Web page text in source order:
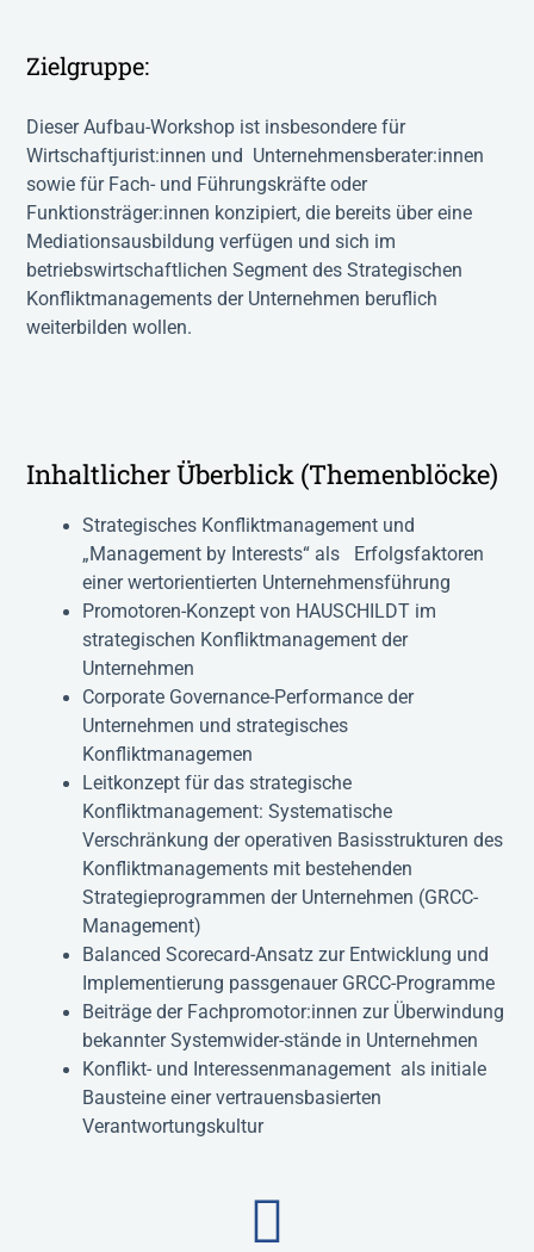
Zielgruppe:
Dieser Aufbau-Workshop ist insbesondere für
Wirtschaftjurist:innen und Unternehmensberater:innen
sowie für Fach- und Führungskräfte oder
Funktionsträger:innen konzipiert, die bereits über eine
Mediationsausbildung verfügen und sich im
betriebswirtschaftlichen Segment des Strategischen
Konfliktmanagements der Unternehmen beruflich
weiterbilden wollen.
Inhaltlicher Überblick (Themenblöcke)
Strategisches Konfliktmanagement und
„Management by Interests“ als Erfolgsfaktoren
einer wertorientierten Unternehmensführung
Promotoren-Konzept von HAUSCHILDT im
strategischen Konfliktmanagement der
Unternehmen
Corporate Governance-Performance der
Unternehmen und strategisches
Konfliktmanagemen
Leitkonzept für das strategische
Konfliktmanagement: Systematische
Verschränkung der operativen Basisstrukturen des
Konfliktmanagements mit bestehenden
Strategieprogrammen der Unternehmen (GRCC-
Management)
Balanced Scorecard-Ansatz zur Entwicklung und
Implementierung passgenauer GRCC-Programme
Beiträge der Fachpromotor:innen zur Überwindung
bekannter Systemwider-stände in Unternehmen
Konflikt- und Interessenmanagement als initiale
Bausteine einer vertrauensbasierten
Verantwortungskultur